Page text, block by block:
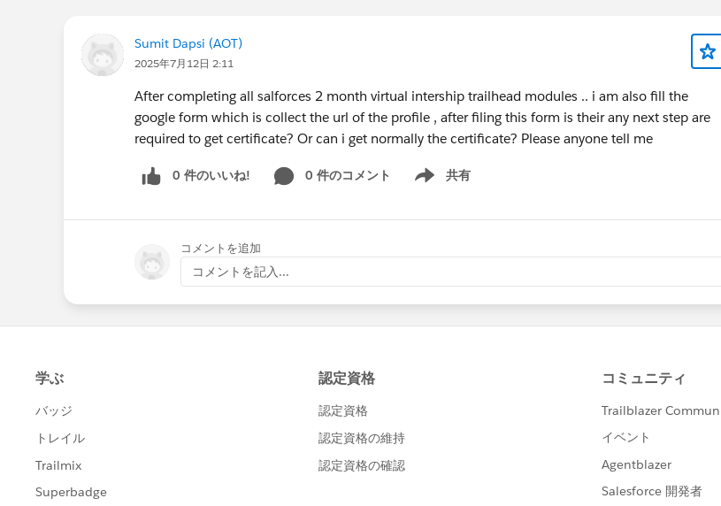
Sumit Dapsi (AOT)
2025年7月12日 2:11
After completing all salforces 2 month virtual intership trailhead modules .. i am also fill the
google form which is collect the url of the profile , after filing this form is their any next step are
required to get certificate? Or can i get normally the certificate? Please anyone tell me
0 件のいいね! 0 件のコメント 共有
Show menu
コメントを追加
コメントを記入...